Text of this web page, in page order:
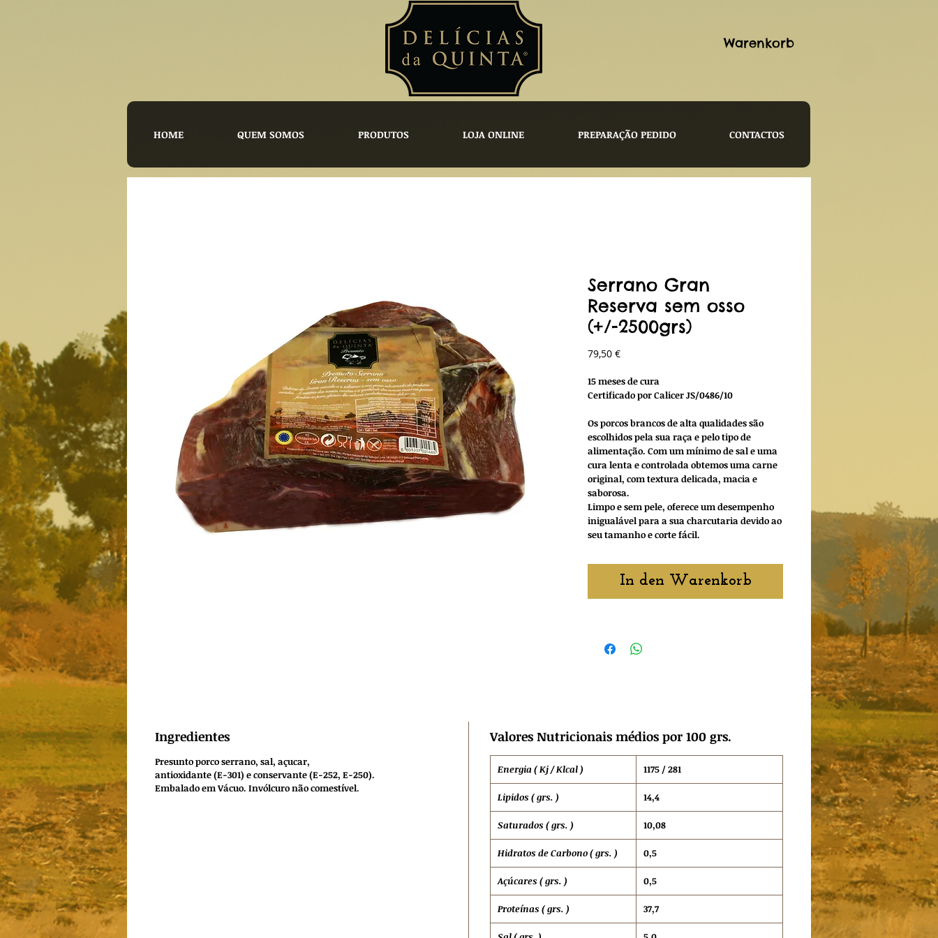
Warenkorb
HOME QUEM SOMOS PRODUTOS LOJA ONLINE PREPARAÇÃO PEDIDO CONTACTOS
Serrano Gran
Reserva sem osso
(+/-2500grs)
79,50 €Preis
15 meses de cura
Certificado por Calicer JS/0486/10
Os porcos brancos de alta qualidades são
escolhidos pela sua raça e pelo tipo de
alimentação. Com um mínimo de sal e uma
cura lenta e controlada obtemos uma carne
original, com textura delicada, macia e
saborosa.
Limpo e sem pele, oferece um desempenho
inigualável para a sua charcutaria devido ao
seu tamanho e corte fácil.
In den Warenkorb
Ingredientes
Presunto porco serrano, sal, açucar,
antioxidante (E-301) e conservante (E-252, E-250).
Embalado em Vácuo. Invólcuro não comestível.
Valores Nutricionais médios por 100 grs.
Energia ( Kj / Klcal ) 1175 / 281
Lipidos ( grs. ) 14,4
Saturados ( grs. ) 10,08
Hidratos deCarbono ( grs. ) 0,5
Açúcares ( grs. ) 0,5
Proteínas ( grs. ) 37,7